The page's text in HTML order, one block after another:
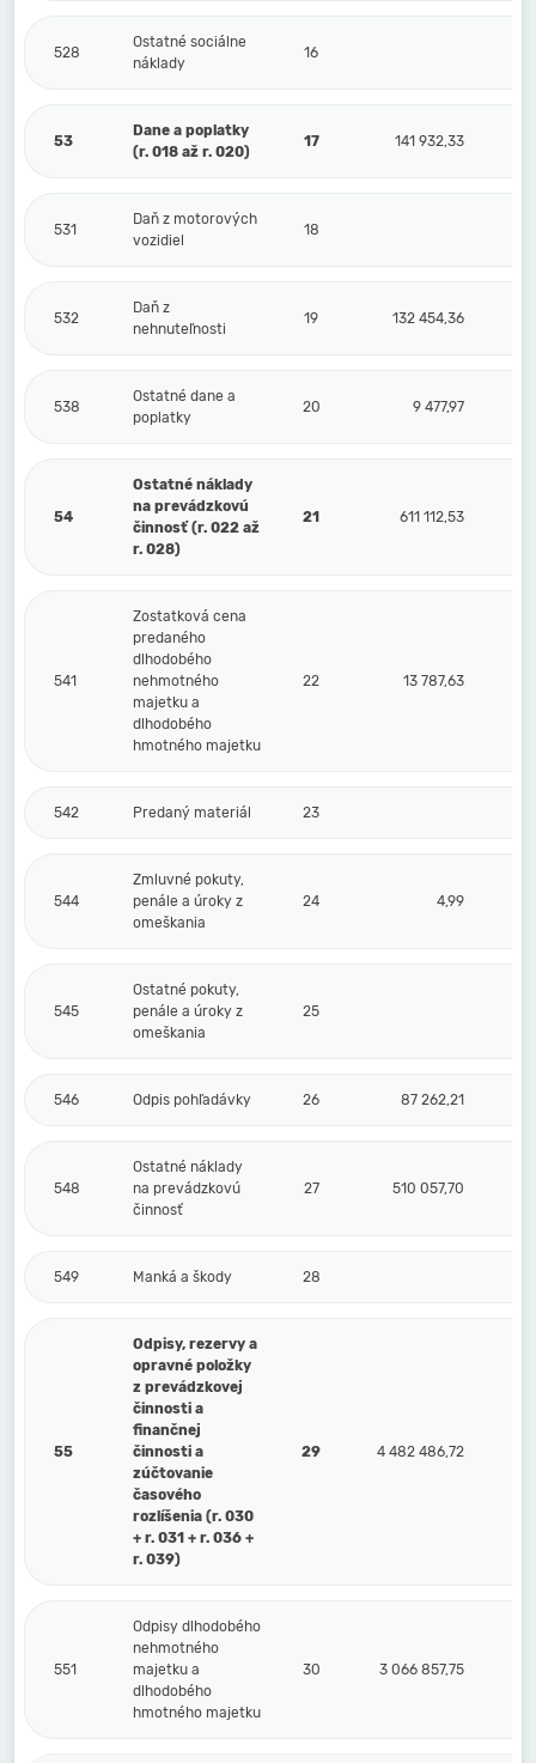
528
Ostatné sociálne
náklady
16
53
Dane a poplatky
(r. 018 až r. 020)
17 141 932,33
531
Daň z motorových
vozidiel
18
532
Daň z
nehnuteľnosti
19 132 454,36
538
Ostatné dane a
poplatky
20 9 477,97
54
Ostatné náklady
na prevádzkovú
činnosť (r. 022 až
r. 028)
21 611 112,53
541
Zostatková cena
predaného
dlhodobého
nehmotného
majetku a
dlhodobého
hmotného majetku
22 13 787,63
542 Predaný materiál 23
544
Zmluvné pokuty,
penále a úroky z
omeškania
24 4,99
545
Ostatné pokuty,
penále a úroky z
omeškania
25
546 Odpis pohľadávky 26 87 262,21
548
Ostatné náklady
na prevádzkovú
činnosť
27 510 057,70
549 Manká a škody 28
55
Odpisy, rezervy a
opravné položky
z prevádzkovej
činnosti a
finančnej
činnosti a
zúčtovanie
časového
rozlíšenia (r. 030
+ r. 031 + r. 036 +
r. 039)
29 4 482 486,72
551
Odpisy dlhodobého
nehmotného
majetku a
dlhodobého
hmotného majetku
30 3 066 857,75